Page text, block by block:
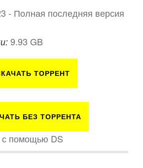
- Полная последняя версия
9.93 GB
ТОРРЕНТ
БЕЗ ТОРРЕНТА
с помощью DS